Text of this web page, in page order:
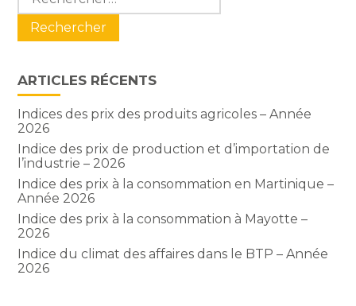
sidebar
ARTICLES RÉCENTS
Indices des prix des produits agricoles – Année
2026
Indice des prix de production et d’importation de
l’industrie – 2026
Indice des prix à la consommation en Martinique –
Année 2026
Indice des prix à la consommation à Mayotte –
2026
Indice du climat des affaires dans le BTP – Année
2026